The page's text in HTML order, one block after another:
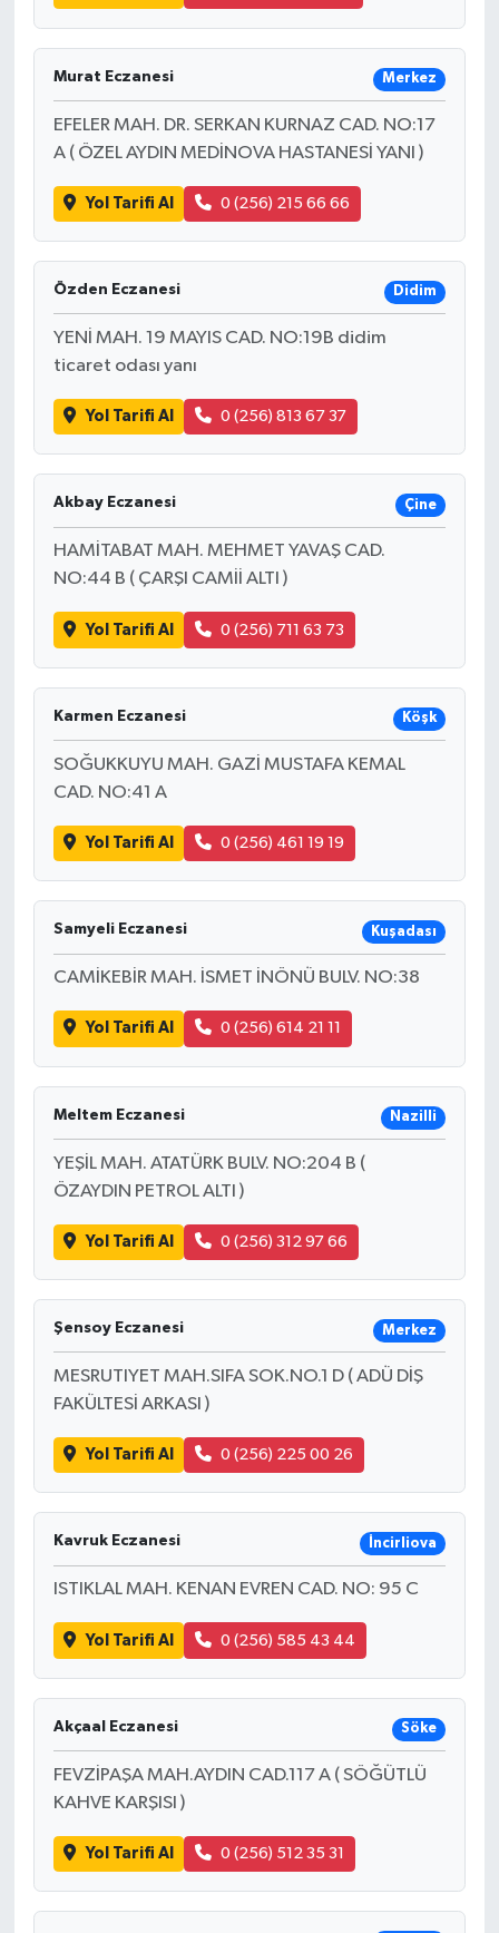
Murat Eczanesi Merkez
EFELER MAH. DR. SERKAN KURNAZ CAD. NO:17
A ( ÖZEL AYDIN MEDİNOVA HASTANESİ YANI )
Yol Tarifi Al 0 (256) 215 66 66
Özden Eczanesi Didim
YENİ MAH. 19 MAYIS CAD. NO:19B didim
ticaret odası yanı
Yol Tarifi Al 0 (256) 813 67 37
Akbay Eczanesi Çine
HAMİTABAT MAH. MEHMET YAVAŞ CAD.
NO:44 B ( ÇARŞI CAMİİ ALTI )
Yol Tarifi Al 0 (256) 711 63 73
Karmen Eczanesi Köşk
SOĞUKKUYU MAH. GAZİ MUSTAFA KEMAL
CAD. NO:41 A
Yol Tarifi Al 0 (256) 461 19 19
Samyeli Eczanesi Kuşadası
CAMİKEBİR MAH. İSMET İNÖNÜ BULV. NO:38
Yol Tarifi Al 0 (256) 614 21 11
Meltem Eczanesi Nazilli
YEŞİL MAH. ATATÜRK BULV. NO:204 B (
ÖZAYDIN PETROL ALTI )
Yol Tarifi Al 0 (256) 312 97 66
Şensoy Eczanesi Merkez
MESRUTIYET MAH.SIFA SOK.NO.1 D ( ADÜ DİŞ
FAKÜLTESİ ARKASI )
Yol Tarifi Al 0 (256) 225 00 26
Kavruk Eczanesi İncirliova
ISTIKLAL MAH. KENAN EVREN CAD. NO: 95 C
Yol Tarifi Al 0 (256) 585 43 44
Akçaal Eczanesi Söke
FEVZİPAŞA MAH.AYDIN CAD.117 A ( SÖĞÜTLÜ
KAHVE KARŞISI )
Yol Tarifi Al 0 (256) 512 35 31